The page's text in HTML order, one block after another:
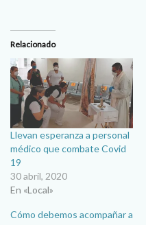
Relacionado
Llevan esperanza a personal
médico que combate Covid
19
30 abril, 2020
En «Local»
Cómo debemos acompañar a